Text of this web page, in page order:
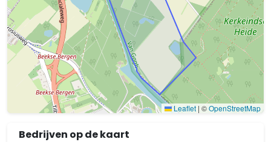
Leaflet | ©OpenStreetMap
Bedrijven op de kaart